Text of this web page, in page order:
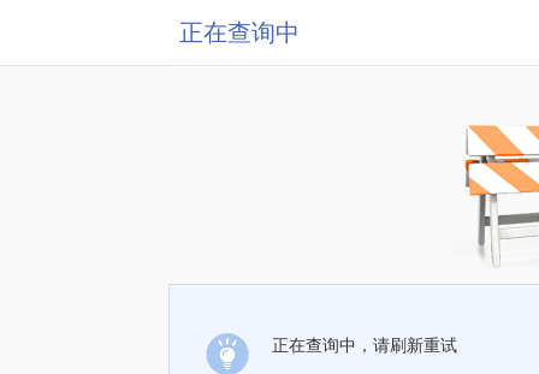
正在查询中
正在查询中，请刷新重试